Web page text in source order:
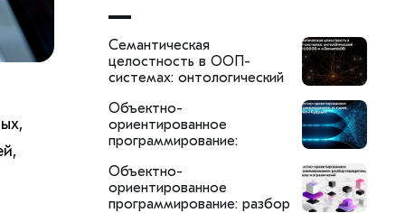
Семантическая
целостность в ООП-
системах: онтологический
SemanticDB
Объектно-
ориентированное
программирование:
Объектно-
ориентированное
программирование: разбор